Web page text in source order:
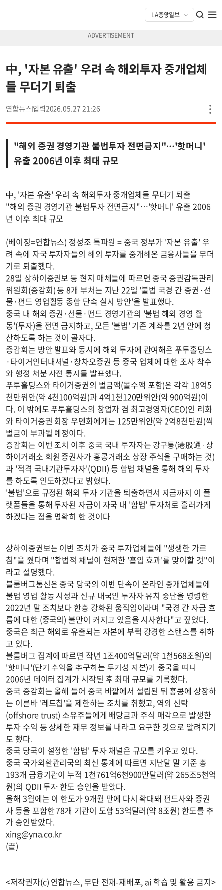
中, '자본 유출' 우려 속 해외투자 중개업체
들 무더기 퇴출
연합뉴스 2026.05.27 21:26
"해외 증권 경영기관 불법투자 전면금지"…'핫머니'
유출 2006년 이후 최대 규모
中, '자본 유출' 우려 속 해외투자 중개업체들 무더기 퇴출
"해외 증권 경영기관 불법투자 전면금지"…'핫머니' 유출 2006
년 이후 최대 규모
(베이징=연합뉴스) 정성조 특파원 = 중국 정부가 '자본 유출' 우
려 속에 자국 투자자들의 해외 투자를 중개해온 금융사들을 무더
기로 퇴출했다.
28일 상하이증권보 등 현지 매체들에 따르면 중국 증권감독관리
위원회(증감회) 등 8개 부처는 지난 22일 '불법 국경 간 증권·선
물·펀드 영업활동 종합 단속 실시 방안'을 발표했다.
중국 내 해외 증권·선물·펀드 경영기관의 '불법 해외 경영 활
동'(투자)을 전면 금지하고, 모든 '불법' 기존 계좌를 2년 안에 청
산하도록 하는 것이 골자다.
증감회는 방안 발표와 동시에 해외 투자에 관여해온 푸투홀딩스
·타이거인터내셔널·창차오증권 등 중국 업체에 대한 조사 착수
와 행정 처분 사전 통지를 발표했다.
푸투홀딩스와 타이거증권의 벌금액(몰수액 포함)은 각각 18억5
천만위안(약 4천100억원)과 4억1천120만위안(약 900억원)이
다. 이 밖에도 푸투홀딩스의 창업자 겸 최고경영자(CEO)인 리화
와 타이거증권 회장 우톈화에게는 125만위안(약 2억8천만원)씩
벌금이 부과될 예정이다.
증감회는 이번 조치 이후 중국 국내 투자자는 강구퉁(港股通·상
하이거래소 회원 증권사가 홍콩거래소 상장 주식을 구매하는 것)
과 '적격 국내기관투자자'(QDII) 등 합법 채널을 통해 해외 투자
를 하도록 인도하겠다고 밝혔다.
'불법'으로 규정된 해외 투자 기관을 퇴출하면서 지금까지 이 플
랫폼들을 통해 투자된 자금이 자국 내 '합법' 투자처로 흘러가게
하겠다는 점을 명확히 한 것이다.
상하이증권보는 이번 조치가 중국 투자업체들에 "생생한 가르
침"을 줬다며 "합법적 채널이 현저한 '흡입 효과'를 맞이할 것"이
라고 설명했다.
블룸버그통신은 중국 당국의 이번 단속이 온라인 중개업체들에
불법 영업 활동 시정과 신규 내국인 투자자 유치 중단을 명령한
2022년 말 조치보다 한층 강화된 움직임이라며 "국경 간 자금 흐
름에 대한 (중국의) 불만이 커지고 있음을 시사한다"고 짚었다.
중국은 최근 해외로 유출되는 자본에 부쩍 강경한 스탠스를 취하
고 있다.
블룸버그 집계에 따르면 작년 1조400억달러(약 1천568조원)의
'핫머니'(단기 수익을 추구하는 투기성 자본)가 중국을 떠나
2006년 데이터 집계가 시작된 후 최대 규모를 기록했다.
중국 증감회는 올해 들어 중국 바깥에서 설립된 뒤 홍콩에 상장하
는 이른바 '레드칩'을 제한하는 조치를 취했고, 역외 신탁
(offshore trust) 소유주들에게 배당금과 주식 매각으로 발생한
투자 수익 등 상세한 재무 정보를 내라고 요구한 것으로 알려지기
도 했다.
중국 당국이 설정한 '합법' 투자 채널은 규모를 키우고 있다.
중국 국가외환관리국의 최신 통계에 따르면 지난달 말 기준 총
193개 금융기관이 누적 1천761억6천900만달러(약 265조5천억
원)의 QDII 투자 한도 승인을 받았다.
올해 3월에는 이 한도가 9개월 만에 다시 확대돼 펀드사와 증권
사 등을 포함한 78개 기관이 도합 53억달러(약 8조원) 한도를 추
가 승인받았다.
xing@yna.co.kr
(끝)
<저작권자(c) 연합뉴스, 무단 전재-재배포, ai 학습 및 활용 금지>